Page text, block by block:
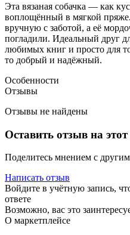
Эта вязаная собачка — как
воплощённый в мягкой пряже.
вручную с заботой, а её
погладили. Идеальный друг
любимых книг и просто для
то добрый и надёжный.
Особенности
Отзывы
Отзывы не найдены
Оставить отзыв на этот
Поделитесь мнением с
Написать отзыв
Войдите в учётную запись,
ответе
Возможно, вас это
О маркетплейсе